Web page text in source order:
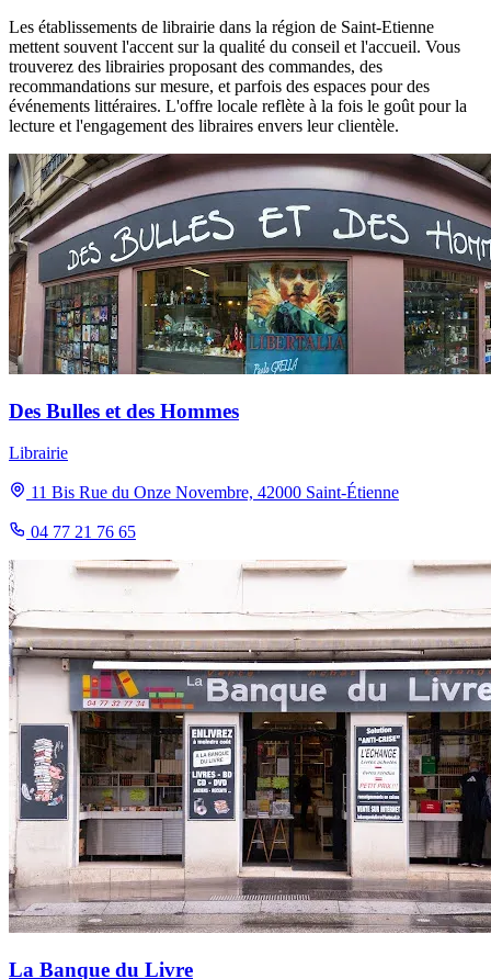
Les établissements de librairie dans la région de Saint-Etienne
mettent souvent l'accent sur la qualité du conseil et l'accueil. Vous
trouverez des librairies proposant des commandes, des
recommandations sur mesure, et parfois des espaces pour des
événements littéraires. L'offre locale reflète à la fois le goût pour la
lecture et l'engagement des libraires envers leur clientèle.
Des Bulles et des Hommes
Librairie
11 Bis Rue du Onze Novembre, 42000 Saint-Étienne
04 77 21 76 65
La Banque du Livre